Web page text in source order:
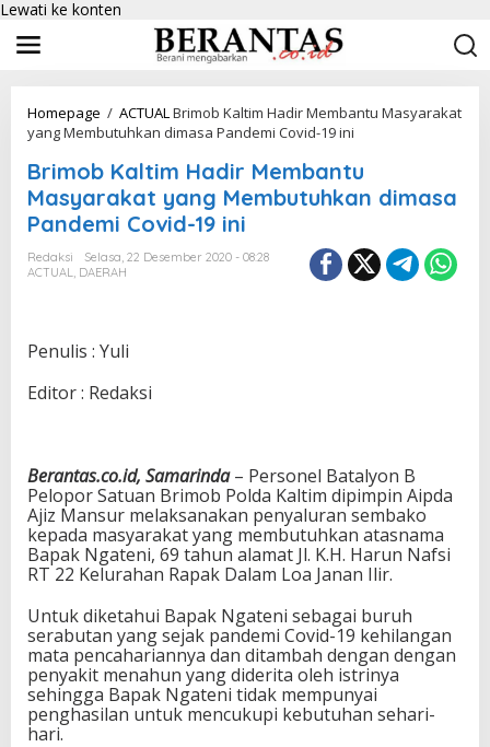
Lewati ke konten
Homepage / ACTUALBrimob Kaltim Hadir Membantu Masyarakat
yang Membutuhkan dimasa Pandemi Covid-19 ini
Brimob Kaltim Hadir Membantu
Masyarakat yang Membutuhkan dimasa
Pandemi Covid-19 ini
Redaksi
Selasa, 22 Desember 2020 - 08:28
ACTUAL, DAERAH
Penulis : Yuli
Editor : Redaksi
Berantas.co.id, Samarinda– Personel Batalyon B
Pelopor Satuan Brimob Polda Kaltim dipimpin Aipda
Ajiz Mansur melaksanakan penyaluran sembako
kepada masyarakat yang membutuhkan atasnama
Bapak Ngateni, 69 tahun alamat Jl. K.H. Harun Nafsi
RT 22 Kelurahan Rapak Dalam Loa Janan Ilir.
Untuk diketahui Bapak Ngateni sebagai buruh
serabutan yang sejak pandemi Covid-19 kehilangan
mata pencahariannya dan ditambah dengan dengan
penyakit menahun yang diderita oleh istrinya
sehingga Bapak Ngateni tidak mempunyai
penghasilan untuk mencukupi kebutuhan sehari-
hari.